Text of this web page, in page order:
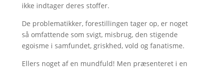
ikke indtager deres stoffer.
De problematikker, forestillingen tager op, er noget
så omfattende som svigt, misbrug, den stigende
egoisme i samfundet, griskhed, vold og fanatisme.
Ellers noget af en mundfuld! Men præsenteret i en